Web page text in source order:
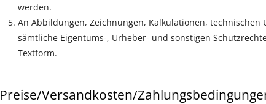
werden.
An Abbildungen, Zeichnungen, Kalkulationen,
sämtliche Eigentums-, Urheber- und sonstigen
Textform.
Preise/Versandkosten/